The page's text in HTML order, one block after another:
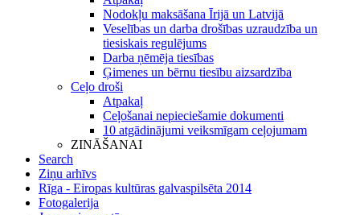
Nodokļu maksāšana Īrijā un Latvijā
Veselības un darba drošības uzraudzība un
tiesiskais regulējums
Darba ņēmēja tiesības
Ģimenes un bērnu tiesību aizsardzība
Ceļo droši
Atpakaļ
Ceļošanai nepieciešamie dokumenti
10 atgādinājumi veiksmīgam ceļojumam
ZINĀŠANAI
Search
Ziņu arhīvs
Rīga - Eiropas kultūras galvaspilsēta 2014
Fotogalerija